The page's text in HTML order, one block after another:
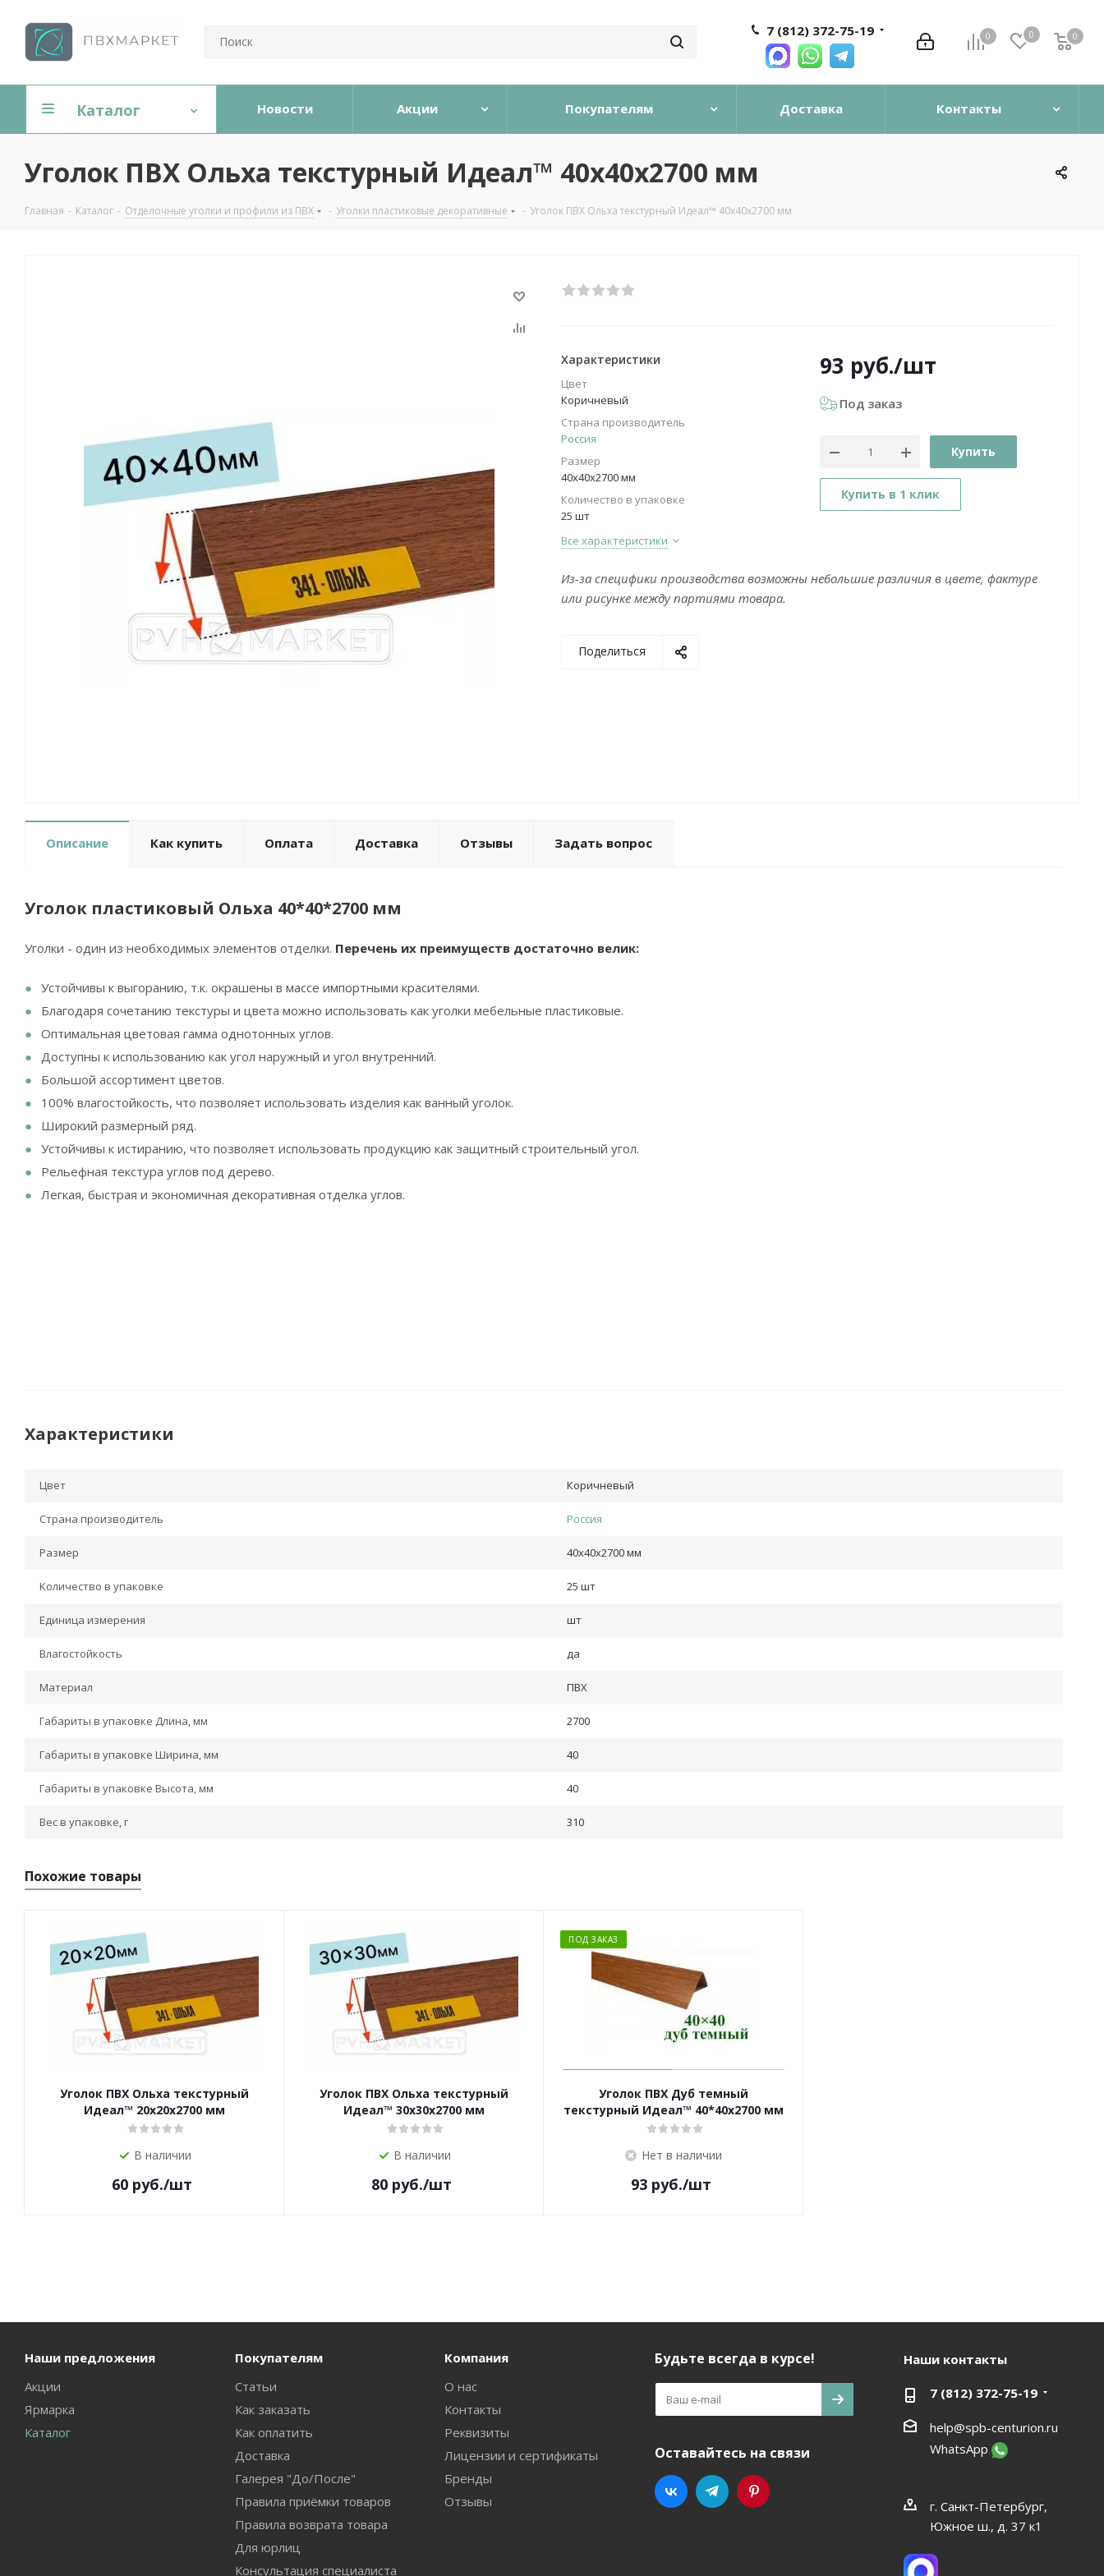
0 0 0
0
7 (812) 372-75-19
Каталог Новости Акции Покупателям Доставка Контакты
Уголок ПВХ Ольха текстурный Идеал™ 40x40х2700 мм
Главная - Каталог - Отделочные уголки и профили из ПВХ - Уголки пластиковые декоративные - Уголок ПВХ Ольха текстурный Идеал™ 40x40х2700 мм
Характеристики
Цвет
Коричневый
Страна производитель
Россия
Размер
40х40х2700 мм
Количество в упаковке
25 шт
Все характеристики
93 руб./шт
Под заказ
Купить
Купить в 1 клик
Из-за специфики производства возможны небольшие различия в цвете, фактуре
или рисунке между партиями товара.
Поделиться
Описание Как купить Оплата Доставка Отзывы Задать вопрос
Уголок пластиковый Ольха 40*40*2700 мм
Уголки - один из необходимых элементов отделки. Перечень их преимуществ достаточно велик:
Устойчивы к выгоранию, т.к. окрашены в массе импортными красителями.
Благодаря сочетанию текстуры и цвета можно использовать как уголки мебельные пластиковые.
Оптимальная цветовая гамма однотонных углов.
Доступны к использованию как угол наружный и угол внутренний.
Большой ассортимент цветов.
100% влагостойкость, что позволяет использовать изделия как ванный уголок.
Широкий размерный ряд.
Устойчивы к истиранию, что позволяет использовать продукцию как защитный строительный угол.
Рельефная текстура углов под дерево.
Легкая, быстрая и экономичная декоративная отделка углов.
Характеристики
Цвет Коричневый
Страна производитель Россия
Размер 40х40х2700 мм
Количество в упаковке 25 шт
Единица измерения шт
Влагостойкость да
Материал ПВХ
Габариты в упаковке Длина, мм 2700
Габариты в упаковке Ширина, мм 40
Габариты в упаковке Высота, мм 40
Вес в упаковке, г 310
Похожие товары
Уголок ПВХ Ольха текстурный
Идеал™ 20x20х2700 мм
В наличии
60руб./шт
Уголок ПВХ Ольха текстурный
Идеал™ 30x30х2700 мм
В наличии
80руб./шт
ПОД ЗАКАЗ
Уголок ПВХ Дуб темный
текстурный Идеал™ 40*40х2700 мм
Нет в наличии
93руб./шт
Наши предложения
Акции
Ярмарка
Каталог
Покупателям
Статьи
Как заказать
Как оплатить
Доставка
Галерея "До/После"
Правила приёмки товаров
Правила возврата товара
Для юрлиц
Консультация специалиста
Компания
О нас
Контакты
Реквизиты
Лицензии и сертификаты
Бренды
Отзывы
Будьте всегда в курсе!
Оставайтесь на связи
Наши контакты
7 (812) 372-75-19
help@spb-centurion.ru
WhatsApp
г. Санкт-Петербург,
Южное ш., д. 37 к1